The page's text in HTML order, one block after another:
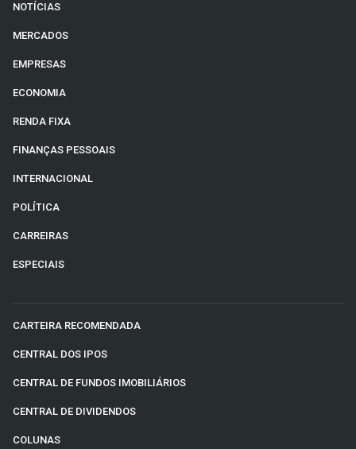
NOTÍCIAS
MERCADOS
EMPRESAS
ECONOMIA
RENDA FIXA
FINANÇAS PESSOAIS
INTERNACIONAL
POLÍTICA
CARREIRAS
ESPECIAIS
CARTEIRA RECOMENDADA
CENTRAL DOS IPOS
CENTRAL DE FUNDOS IMOBILIÁRIOS
CENTRAL DE DIVIDENDOS
COLUNAS